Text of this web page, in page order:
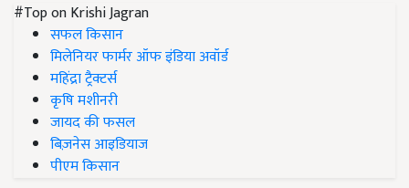
#Top on Krishi Jagran
सफल किसान
मिलेनियर फार्मर ऑफ इंडिया अवॉर्ड
महिंद्रा ट्रैक्टर्स
कृषि मशीनरी
जायद की फसल
बिज़नेस आइडियाज
पीएम किसान